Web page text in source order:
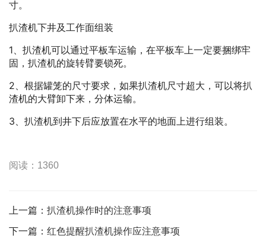
寸。
扒渣机下井及工作面组装
1、扒渣机可以通过平板车运输，在平板车上一定要捆绑牢
固，扒渣机的旋转臂要锁死。
2、根据罐笼的尺寸要求，如果扒渣机尺寸超大，可以将扒
渣机的大臂卸下来，分体运输。
3、扒渣机到井下后应放置在水平的地面上进行组装。
阅读：1360
上一篇： 扒渣机操作时的注意事项
下一篇： 红色提醒扒渣机操作应注意事项